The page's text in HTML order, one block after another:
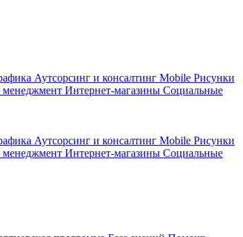
Аутсорсинг и консалтинг Mobile Рисунки
менеджмент Интернет-магазины Социальные
Аутсорсинг и консалтинг Mobile Рисунки
менеджмент Интернет-магазины Социальные